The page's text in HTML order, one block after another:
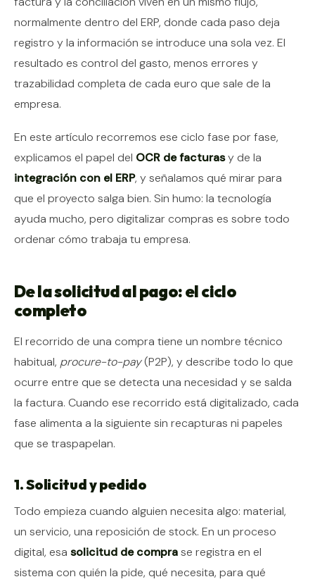
normalmente dentro del ERP, donde cada paso deja
registro y la información se introduce una sola vez. El
resultado es control del gasto, menos errores y
trazabilidad completa de cada euro que sale de la
empresa.
En este artículo recorremos ese ciclo fase por fase,
explicamos el papel del OCR de facturasy de la
integración con el ERP, y señalamos qué mirar para
que el proyecto salga bien. Sin humo: la tecnología
ayuda mucho, pero digitalizar compras es sobre todo
ordenar cómo trabaja tu empresa.
De la solicitud al pago: el ciclo
completo
El recorrido de una compra tiene un nombre técnico
habitual, procure-to-pay(P2P), y describe todo lo que
ocurre entre que se detecta una necesidad y se salda
la factura. Cuando ese recorrido está digitalizado, cada
fase alimenta a la siguiente sin recapturas ni papeles
que se traspapelan.
1. Solicitud y pedido
Todo empieza cuando alguien necesita algo: material,
un servicio, una reposición de stock. En un proceso
digital, esa solicitud de comprase registra en el
sistema con quién la pide, qué necesita, para qué